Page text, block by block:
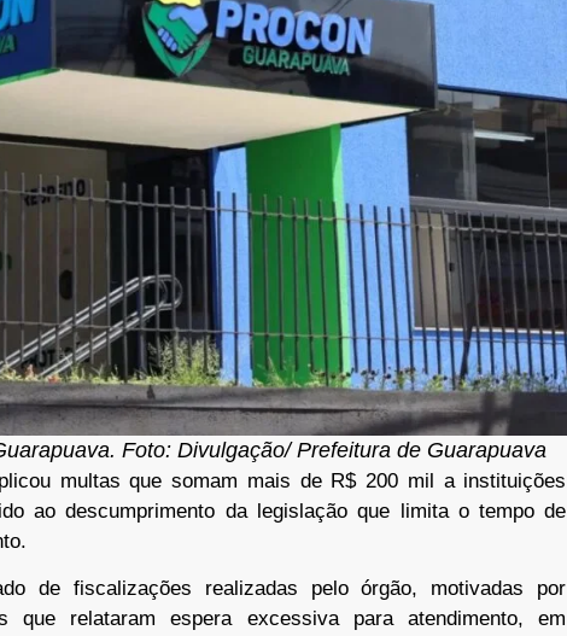
Foto: Divulgação/ Prefeitura de Guarapuava
multas que somam mais de R$ 200 mil a instituições
ao descumprimento da legislação que limita o tempo de
de fiscalizações realizadas pelo órgão, motivadas por
que relataram espera excessiva para atendimento, em